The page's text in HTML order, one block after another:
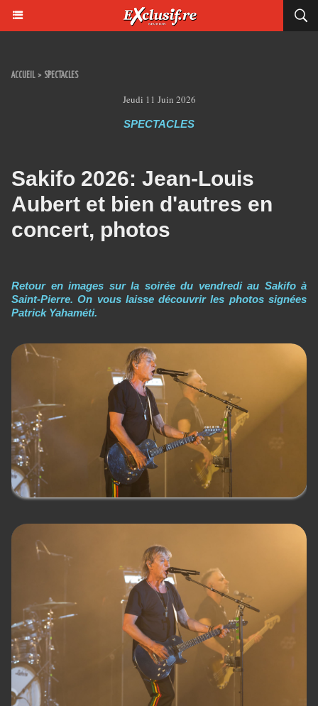
ACCUEIL > SPECTACLES
Jeudi 11 Juin 2026
SPECTACLES
Sakifo 2026: Jean-Louis
Aubert et bien d'autres en
concert, photos
Retour en images sur la soirée du vendredi au Sakifo à
Saint-Pierre. On vous laisse découvrir les photos signées
Patrick Yahaméti.